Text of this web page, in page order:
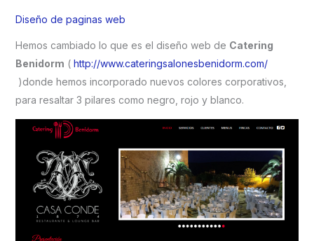
Diseño de paginas web
Hemos cambiado lo que es el diseño web de Catering
Benidorm ( http://www.cateringsalonesbenidorm.com/
)donde hemos incorporado nuevos colores corporativos,
para resaltar 3 pilares como negro, rojo y blanco.